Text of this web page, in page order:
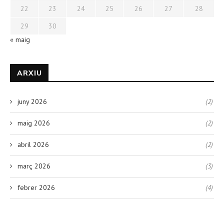
22
23 24 25 26 27
28
29
30
« maig
ARXIU
juny 2026 (2)
maig 2026 (2)
abril 2026 (2)
març 2026 (3)
febrer 2026 (4)